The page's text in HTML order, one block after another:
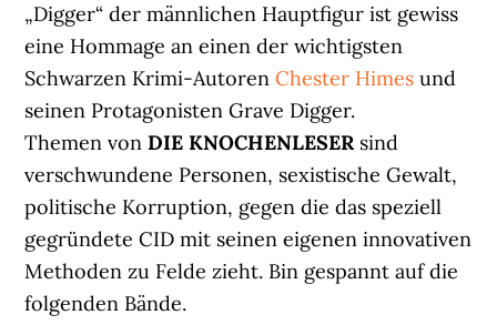
„Digger“ der männlichen Hauptfigur ist gewiss
eine Hommage an einen der wichtigsten
Schwarzen Krimi-AutorenChester Himes und
seinen Protagonisten Grave Digger.
Themen vonDIE KNOCHENLESERsind
verschwundene Personen, sexistische Gewalt,
politische Korruption, gegen die das speziell
gegründete CID mit seinen eigenen innovativen
Methoden zu Felde zieht. Bin gespannt auf die
folgenden Bände.